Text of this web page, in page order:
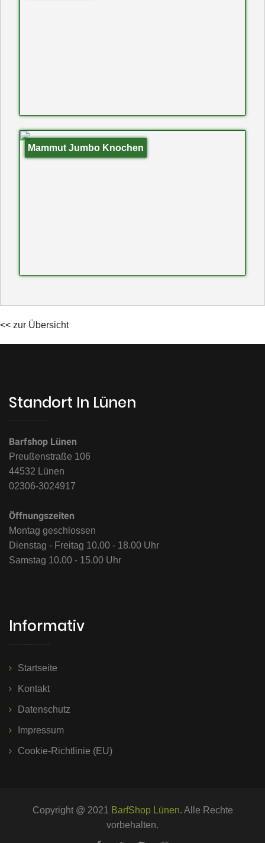
Mammut Jumbo Knochen
<< zur Übersicht
Standort In Lünen
Barfshop Lünen
Preußenstraße 106
44532 Lünen
02306-3024917
Öffnungszeiten
Montag geschlossen
Dienstag - Freitag 10.00 - 18.00 Uhr
Samstag 10.00 - 15.00 Uhr
Informativ
Startseite
Kontakt
Datenschutz
Impressum
Cookie-Richtlinie (EU)
Copyright @ 2021 BarfShop Lünen. Alle Rechte
vorbehalten.